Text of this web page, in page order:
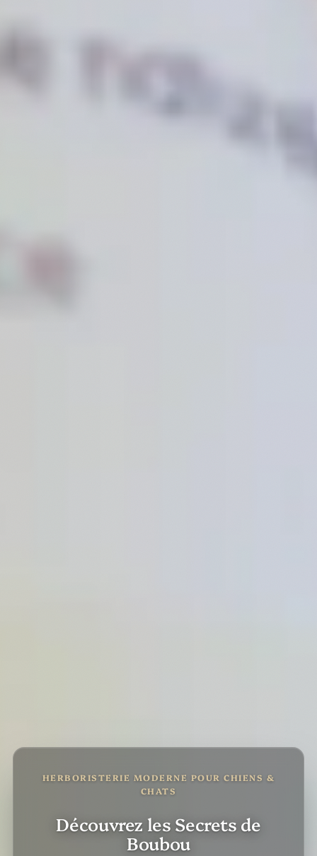
HERBORISTERIE MODERNE POUR CHIENS &
CHATS
Découvrez les Secrets de
Boubou